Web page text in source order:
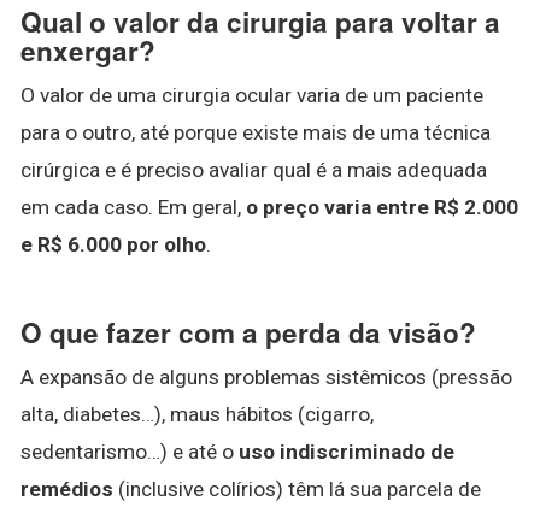
Qual o valor da cirurgia para voltar a
enxergar?
O valor de uma cirurgia ocular varia de um paciente
para o outro, até porque existe mais de uma técnica
cirúrgica e é preciso avaliar qual é a mais adequada
em cada caso. Em geral, o preço varia entre R$ 2.000
e R$ 6.000 por olho.
O que fazer com a perda da visão?
A expansão de alguns problemas sistêmicos (pressão
alta, diabetes…), maus hábitos (cigarro,
sedentarismo…) e até o uso indiscriminado de
remédios (inclusive colírios) têm lá sua parcela de